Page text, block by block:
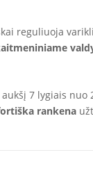
reguliuoja
7 lygiais nuo
rankena